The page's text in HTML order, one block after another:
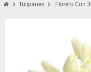
chevron_right Tulipanes chevron_right Florero Con